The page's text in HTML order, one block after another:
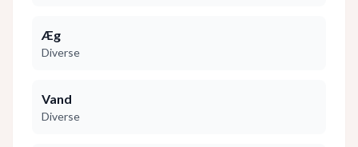
Æg
Diverse
Vand
Diverse